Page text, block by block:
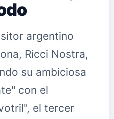
argentino
Ricci Nostra,
su ambiciosa
con el
el tercer